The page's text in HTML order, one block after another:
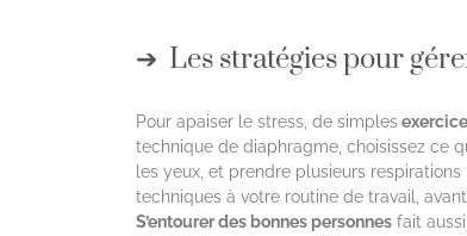
Les stratégies pour
Pour apaiser le stress, de simples
technique de diaphragme, choisissez ce
les yeux, et prendre plusieurs
techniques à votre routine de travail,
S’entourer des bonnes personnes fait